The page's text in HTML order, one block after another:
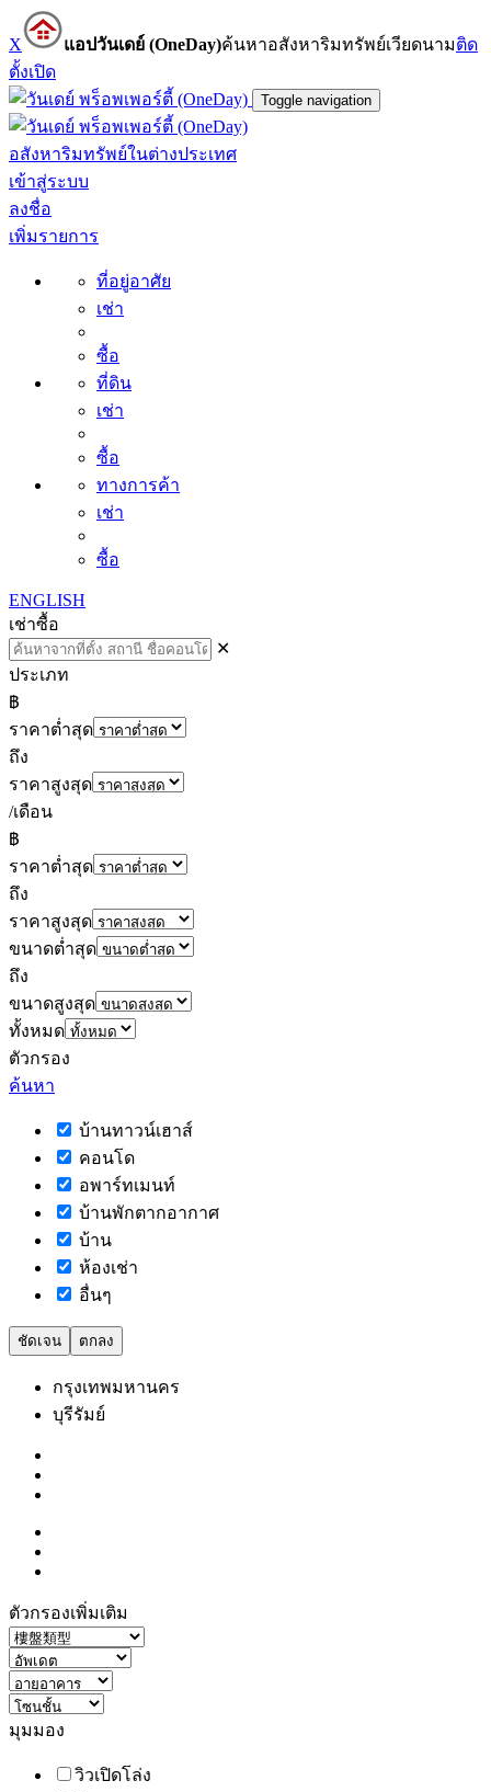
X แอปวันเดย์ (OneDay)ค้นหาอสังหาริมทรัพย์เวียดนามติด
ตั้งเปิด
Toggle navigation
อสังหาริมทรัพย์ในต่างประเทศ
เข้าสู่ระบบ
ลงชื่อ
เพิ่มรายการ
ที่อยู่อาศัย
เช่า
ซื้อ
ที่ดิน
เช่า
ซื้อ
ทางการค้า
เช่า
ซื้อ
ENGLISH
เช่าซื้อ
✕
ประเภท
฿
ราคาต่ำสุด
ถึง
ราคาสูงสุด
/เดือน
฿
ราคาต่ำสุด
ถึง
ราคาสูงสุด
ขนาดต่ำสุด
ถึง
ขนาดสูงสุด
ทั้งหมด
ตัวกรอง
ค้นหา
บ้านทาวน์เฮาส์
คอนโด
อพาร์ทเมนท์
บ้านพักตากอากาศ
บ้าน
ห้องเช่า
อื่นๆ
ชัดเจน ตกลง
กรุงเทพมหานคร
บุรีรัมย์
ตัวกรองเพิ่มเติม
มุมมอง
วิวเปิดโล่ง